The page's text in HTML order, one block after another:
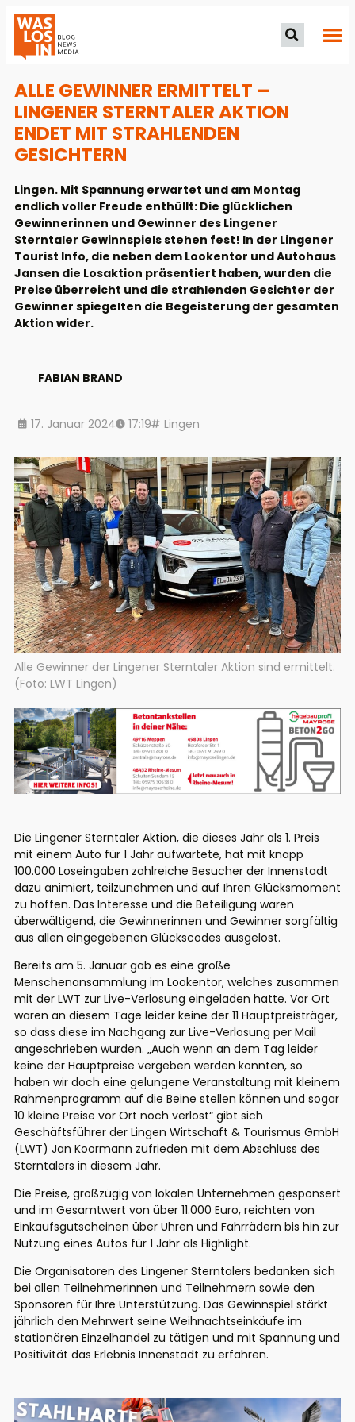
ALLE GEWINNER ERMITTELT –
LINGENER STERNTALER AKTION
ENDET MIT STRAHLENDEN
GESICHTERN
Lingen. Mit Spannung erwartet und am Montag
endlich voller Freude enthüllt: Die glücklichen
Gewinnerinnen und Gewinner des Lingener
Sterntaler Gewinnspiels stehen fest! In der Lingener
Tourist Info, die neben dem Lookentor und Autohaus
Jansen die Losaktion präsentiert haben, wurden die
Preise überreicht und die strahlenden Gesichter der
Gewinner spiegelten die Begeisterung der gesamten
Aktion wider.
FABIAN BRAND
17. Januar 2024 17:19 Lingen
Alle Gewinner der Lingener Sterntaler Aktion sind ermittelt.
(Foto: LWT Lingen)
Die Lingener Sterntaler Aktion, die dieses Jahr als 1. Preis
mit einem Auto für 1 Jahr aufwartete, hat mit knapp
100.000 Loseingaben zahlreiche Besucher der Innenstadt
dazu animiert, teilzunehmen und auf Ihren Glücksmoment
zu hoffen. Das Interesse und die Beteiligung waren
überwältigend, die Gewinnerinnen und Gewinner sorgfältig
aus allen eingegebenen Glückscodes ausgelost.
Bereits am 5. Januar gab es eine große
Menschenansammlung im Lookentor, welches zusammen
mit der LWT zur Live-Verlosung eingeladen hatte. Vor Ort
waren an diesem Tage leider keine der 11 Hauptpreisträger,
so dass diese im Nachgang zur Live-Verlosung per Mail
angeschrieben wurden. „Auch wenn an dem Tag leider
keine der Hauptpreise vergeben werden konnten, so
haben wir doch eine gelungene Veranstaltung mit kleinem
Rahmenprogramm auf die Beine stellen können und sogar
10 kleine Preise vor Ort noch verlost“ gibt sich
Geschäftsführer der Lingen Wirtschaft & Tourismus GmbH
(LWT) Jan Koormann zufrieden mit dem Abschluss des
Sterntalers in diesem Jahr.
Die Preise, großzügig von lokalen Unternehmen gesponsert
und im Gesamtwert von über 11.000 Euro, reichten von
Einkaufsgutscheinen über Uhren und Fahrrädern bis hin zur
Nutzung eines Autos für 1 Jahr als Highlight.
Die Organisatoren des Lingener Sterntalers bedanken sich
bei allen Teilnehmerinnen und Teilnehmern sowie den
Sponsoren für Ihre Unterstützung. Das Gewinnspiel stärkt
jährlich den Mehrwert seine Weihnachtseinkäufe im
stationären Einzelhandel zu tätigen und mit Spannung und
Positivität das Erlebnis Innenstadt zu erfahren.